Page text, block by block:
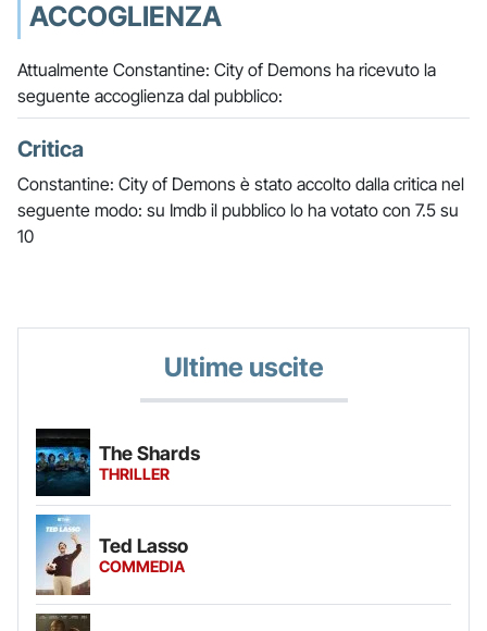
ACCOGLIENZA
Attualmente Constantine: City of Demons ha ricevuto la
seguente accoglienza dal pubblico:
Critica
Constantine: City of Demons è stato accolto dalla critica nel
seguente modo: su Imdb il pubblico lo ha votato con 7.5 su
10
Ultime uscite
The Shards
THRILLER
Ted Lasso
COMMEDIA